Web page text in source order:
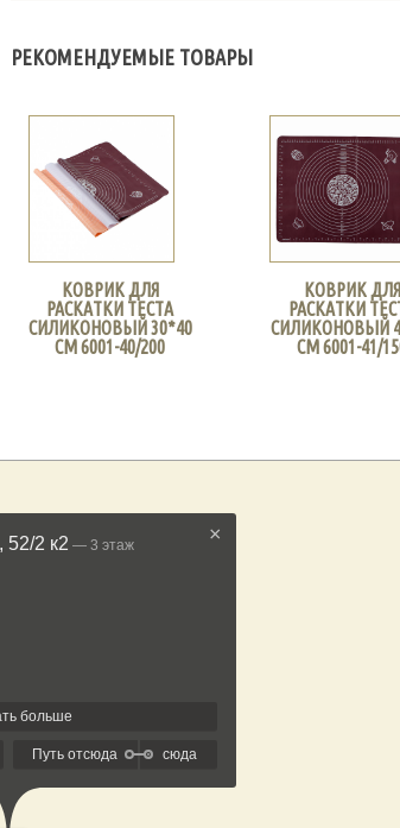
РЕКОМЕНДУЕМЫЕ ТОВАРЫ
КОВРИК ДЛЯ
РАСКАТКИ ТЕСТА
СИЛИКОНОВЫЙ 30*40
СМ 6001-40/200
КОВРИК ДЛЯ
РАСКАТКИ
СИЛИКОНОВЫЙ
СМ 6001-41/